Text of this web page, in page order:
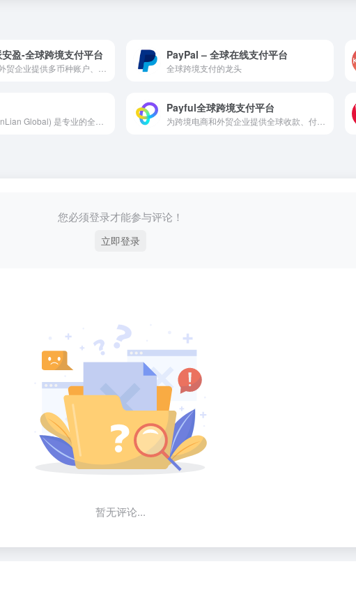
盈-全球跨境支付平台 PayPal – 全球在线支付平台
全球跨境支付的龙头
Payful全球跨境支付平台
您必须登录才能参与评论！
立即登录
暂无评论...